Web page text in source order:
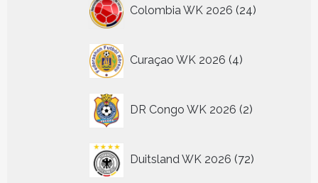
Colombia WK 2026 24
producten
Curaçao WK 2026 4
producten
DR Congo WK 2026 2
producten
Duitsland WK 2026 72
producten